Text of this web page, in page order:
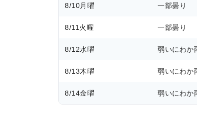
8/10月曜 一部曇り
8/11 火曜 一部曇り
8/12水曜 弱いにわか
8/13木曜 弱いにわか
8/14金曜 弱いにわか